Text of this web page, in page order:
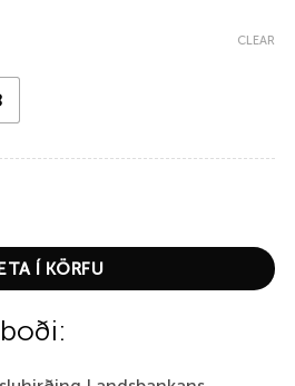
CLEAR
Í KÖRFU